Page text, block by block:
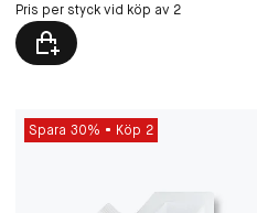
Pris per styck vid köp av 2
Spara 30% Köp 2